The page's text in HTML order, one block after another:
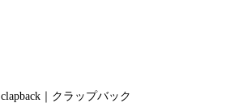
clapback｜クラップバック